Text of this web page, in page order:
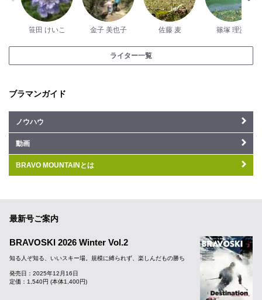
笹田 けいこ 金子 美也子 佐藤 麦 篠塚 理沙
ライター一覧
ブラマンガイド
ノウハウ
動画
BRAVO MOUNTAINとは
最新号ご案内
BRAVOSKI 2026 Winter Vol.2
知る人ぞ知る、いいスキー場。規模に縛られず、楽しんだもの勝ち
発売日：2025年12月16日
定価：1,540円 (本体1,400円)